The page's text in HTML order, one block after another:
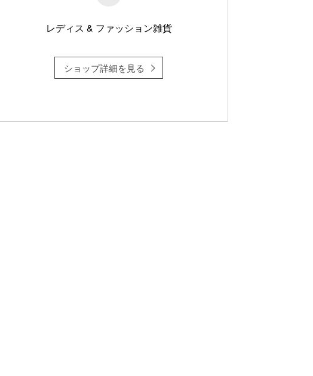
レディス & ファッション雑貨
ショップ詳細を見る